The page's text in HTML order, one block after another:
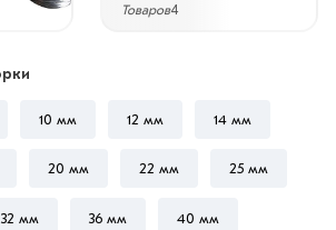
Товаров4
10 мм 12 мм 14 мм
20 мм 22 мм 25 мм
32 мм 36 мм 40 мм